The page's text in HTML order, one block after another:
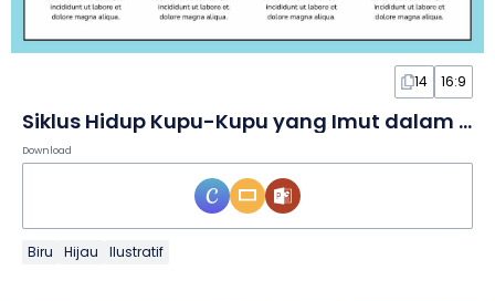
14 16:9
Siklus Hidup Kupu-Kupu yang Imut dalam Infografis
Download
Biru Hijau Ilustratif